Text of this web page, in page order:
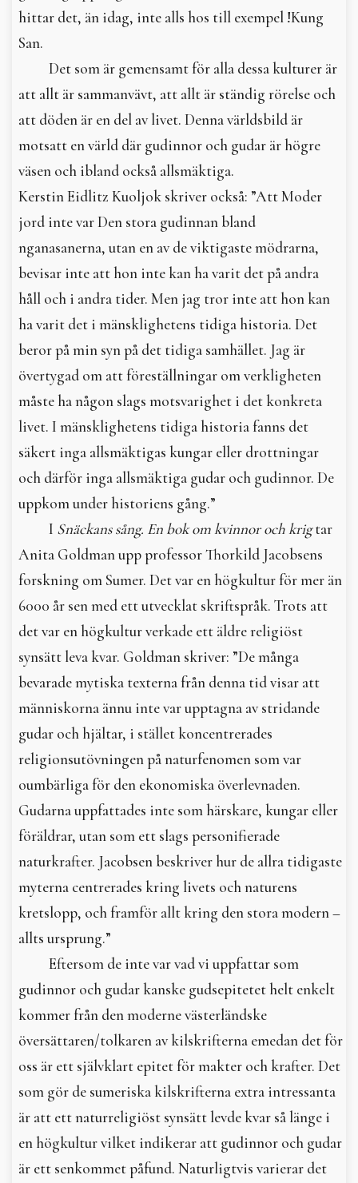
hittar det, än idag, inte alls hos till exempel !Kung
San.
Det som är gemensamt för alla dessa kulturer är
att allt är sammanvävt, att allt är ständig rörelse och
att döden är en del av livet. Denna världsbild är
motsatt en värld där gudinnor och gudar är högre
väsen och ibland också allsmäktiga.
Kerstin Eidlitz Kuoljok skriver också: ”Att Moder
jord inte var Den stora gudinnan bland
nganasanerna, utan en av de viktigaste mödrarna,
bevisar inte att hon inte kan ha varit det på andra
håll och i andra tider. Men jag tror inte att hon kan
ha varit det i mänsklighetens tidiga historia. Det
beror på min syn på det tidiga samhället. Jag är
övertygad om att föreställningar om verkligheten
måste ha någon slags motsvarighet i det konkreta
livet. I mänsklighetens tidiga historia fanns det
säkert inga allsmäktigas kungar eller drottningar
och därför inga allsmäktiga gudar och gudinnor. De
uppkom under historiens gång.”
I Snäckans sång. En bok om kvinnor och krigtar
Anita Goldman upp professor Thorkild Jacobsens
forskning om Sumer. Det var en högkultur för mer än
6000 år sen med ett utvecklat skriftspråk. Trots att
det var en högkultur verkade ett äldre religiöst
synsätt leva kvar. Goldman skriver: ”De många
bevarade mytiska texterna från denna tid visar att
människorna ännu inte var upptagna av stridande
gudar och hjältar, i stället koncentrerades
religionsutövningen på naturfenomen som var
oumbärliga för den ekonomiska överlevnaden.
Gudarna uppfattades inte som härskare, kungar eller
föräldrar, utan som ett slags personifierade
naturkrafter. Jacobsen beskriver hur de allra tidigaste
myterna centrerades kring livets och naturens
kretslopp, och framför allt kring den stora modern –
allts ursprung.”
Eftersom de inte var vad vi uppfattar som
gudinnor och gudar kanske gudsepitetet helt enkelt
kommer från den moderne västerländske
översättaren/tolkaren av kilskrifterna emedan det för
oss är ett självklart epitet för makter och krafter. Det
som gör de sumeriska kilskrifterna extra intressanta
är att ett naturreligiöst synsätt levde kvar så länge i
en högkultur vilket indikerar att gudinnor och gudar
är ett senkommet påfund. Naturligtvis varierar det